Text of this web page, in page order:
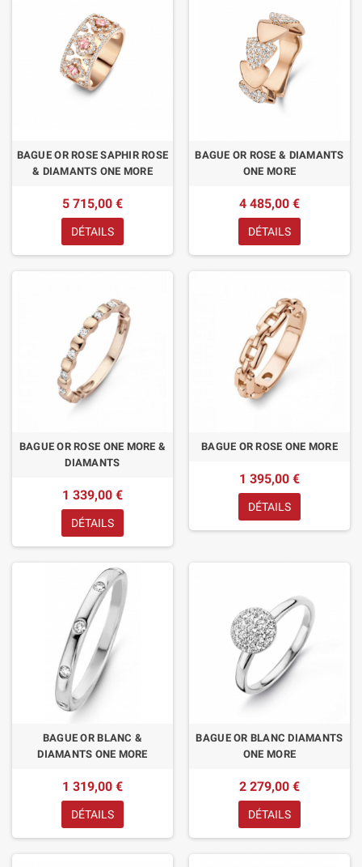
BAGUE OR ROSE SAPHIR ROSE
& DIAMANTS ONE MORE
5 715,00 €
DÉTAILS
BAGUE OR ROSE & DIAMANTS
ONE MORE
4 485,00 €
DÉTAILS
BAGUE OR ROSE ONE MORE &
DIAMANTS
1 339,00 €
DÉTAILS
BAGUE OR ROSE ONE MORE
1 395,00 €
DÉTAILS
BAGUE OR BLANC &
DIAMANTS ONE MORE
1 319,00 €
DÉTAILS
BAGUE OR BLANC DIAMANTS
ONE MORE
2 279,00 €
DÉTAILS